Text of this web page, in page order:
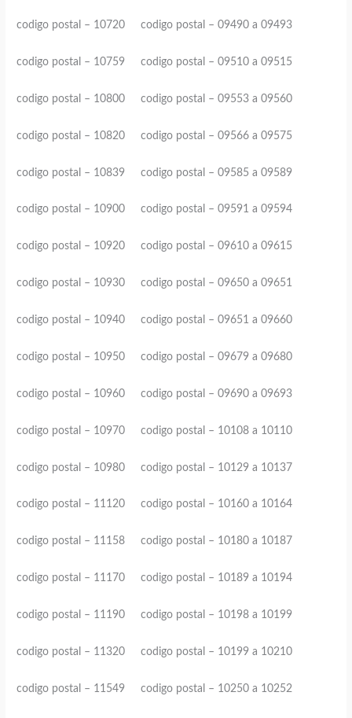
codigo postal – 10720 codigo postal – 09490 a 09493
codigo postal – 10759 codigo postal – 09510 a 09515
codigo postal – 10800 codigo postal – 09553 a 09560
codigo postal – 10820 codigo postal – 09566 a 09575
codigo postal – 10839 codigo postal – 09585 a 09589
codigo postal – 10900 codigo postal – 09591 a 09594
codigo postal – 10920 codigo postal – 09610 a 09615
codigo postal – 10930 codigo postal – 09650 a 09651
codigo postal – 10940 codigo postal – 09651 a 09660
codigo postal – 10950 codigo postal – 09679 a 09680
codigo postal – 10960 codigo postal – 09690 a 09693
codigo postal – 10970 codigo postal – 10108 a 10110
codigo postal – 10980 codigo postal – 10129 a 10137
codigo postal – 11120 codigo postal – 10160 a 10164
codigo postal – 11158 codigo postal – 10180 a 10187
codigo postal – 11170 codigo postal – 10189 a 10194
codigo postal – 11190 codigo postal – 10198 a 10199
codigo postal – 11320 codigo postal – 10199 a 10210
codigo postal – 11549 codigo postal – 10250 a 10252